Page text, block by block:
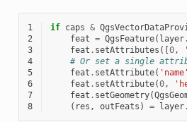
1 if caps &
2
feat = QgsFeature( layer.
3
feat . setAttributes ([0,
4
# Or set a single
5
feat . setAttribute( 'name'
6
feat . setAttribute(0,
7
feat . setGeometry(
8
( res , outFeats ) = layer.